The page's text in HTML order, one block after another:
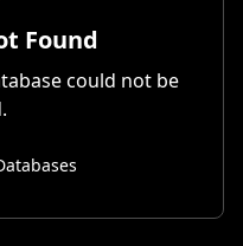
Found
could not be